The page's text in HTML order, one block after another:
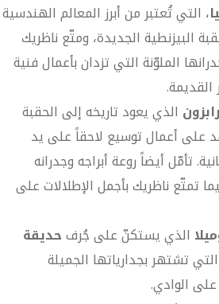
، التي تُعتبر من أبرز المعالم الهندسية
البيزنطية الجديدة، ومتّع ناظريك
الملوّنة التي تزدان بأعمال فنية
القديمة.
الذي يعود تاريخه إلى الحقبة
على أعمال توسيع لاحقاً على يد
تأمّل أيضاً روعة أبراجه وجدرانه
تمتّع ناظريك بأجمل الإطلالات على
الذي يستكنّ على جُرفحديقة
تشتهر بجدارياتها الجميلة
على الوادي.